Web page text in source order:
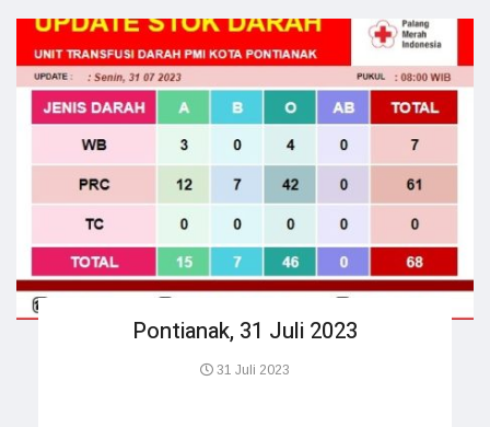
Pontianak, 31 Juli 2023
31 Juli 2023